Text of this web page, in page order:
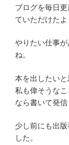
ブログを毎日
ていただけたよ
やりたい仕事
ね。
本を出したいと
私も偉そうな
なら書いて発信
少し前にも出
した。